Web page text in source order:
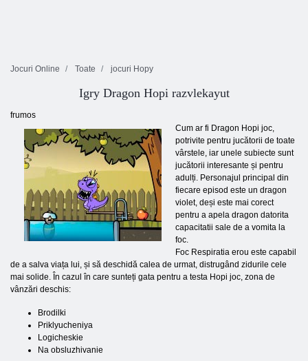
Jocuri Online Toate jocuri Hopy
Igry Dragon Hopi razvlekayut
frumos
Cum ar fi Dragon Hopi joc,
potrivite pentru jucătorii de toate
vârstele, iar unele subiecte sunt
jucătorii interesante și pentru
adulți. Personajul principal din
fiecare episod este un dragon
violet, deși este mai corect
pentru a apela dragon datorita
capacitatii sale de a vomita la
foc.
Foc Respiratia erou este capabil
de a salva viața lui, și să deschidă calea de urmat, distrugând zidurile cele
mai solide. În cazul în care sunteți gata pentru a testa Hopi joc, zona de
vânzări deschis:
Brodilki
Priklyucheniya
Logicheskie
Na obsluzhivanie